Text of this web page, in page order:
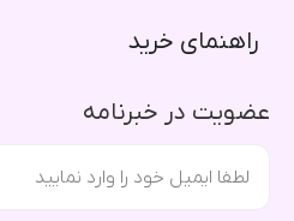
راهنمای خرید​
عضویت در خبرنامه